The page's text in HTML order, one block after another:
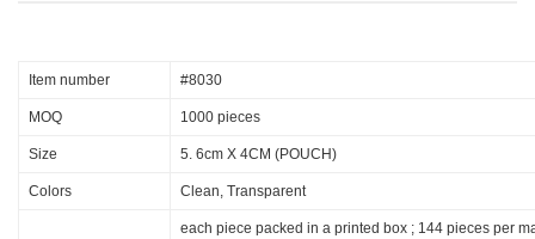
Item number #8030
MOQ 1000 pieces
Size 5. 6cm X 4CM (POUCH)
Colors Clean, Transparent
each piece packed in a printed box ; 144 pieces per